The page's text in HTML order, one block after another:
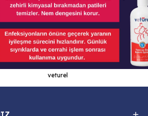
veturel